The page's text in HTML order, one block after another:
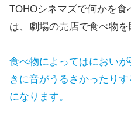
TOHOシネマズで何かを
は、劇場の売店で食べ物を
食べ物によってはにおい
きに音がうるさかったり
になります。